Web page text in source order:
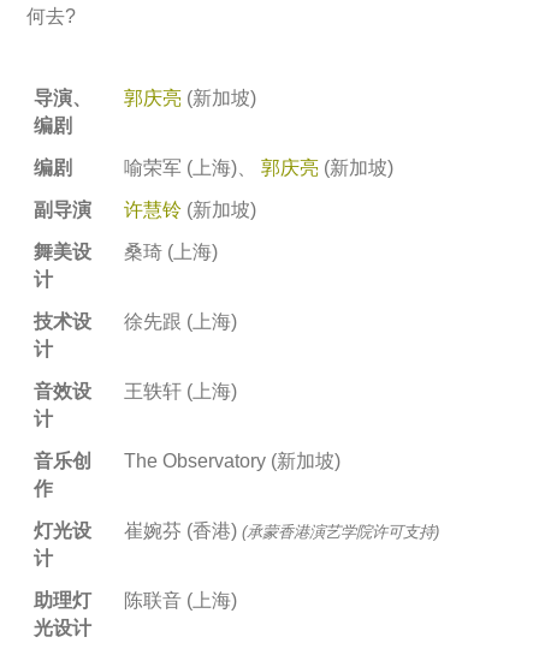
何去?
导演、
编剧
郭庆亮 (新加坡)
编剧 喻荣军 (上海)、郭庆亮 (新加坡)
副导演 许慧铃 (新加坡)
舞美设
计
桑琦 (上海)
技术设
计
徐先跟 (上海)
音效设
计
王轶轩 (上海)
音乐创
作
The Observatory (新加坡)
灯光设
计
崔婉芬 (香港)(承蒙香港演艺学院许可支持)
助理灯
光设计
陈联音 (上海)